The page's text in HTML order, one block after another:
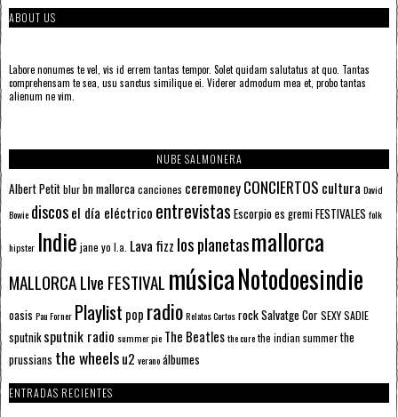
ABOUT US
Labore nonumes te vel, vis id errem tantas tempor. Solet quidam salutatus at quo. Tantas
comprehensam te sea, usu sanctus similique ei. Viderer admodum mea et, probo tantas
alienum ne vim.
NUBE SALMONERA
Albert Petitblurbn mallorcacanciones ceremoneyCONCIERTOS cultura David
Bowie discosel día eléctrico entrevistas Escorpioes gremiFESTIVALES folk
hipster Indie jane yo l.a. Lava fizz los planetasmallorca
MALLORCA LIve FESTIVAL músicaNotodoesindie
oasis Pau Forner Playlist pop radioRelatos CortosrockSalvatge CorSEXY SADIE
sputnik sputnik radio summer pie The Beatlesthe curethe indian summerthe
prussians the wheelsu2 veranoálbumes
ENTRADAS RECIENTES